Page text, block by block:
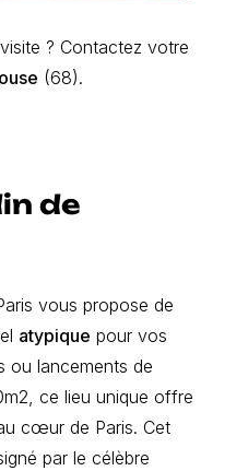
? Contactez votre
(68).
de
vous propose de
atypique pour vos
ou lancements de
ce lieu unique offre
cœur de Paris. Cet
par le célèbre